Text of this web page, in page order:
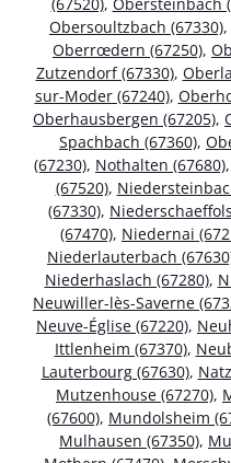
Obersoultzbach (67330),
Oberrœdern (67250),
Zutzendorf (67330),
sur-Moder (67240),
Oberhausbergen (67205),
Spachbach (67360),
(67230), Nothalten (67680),
(67520),
(67330),
(67470), Niedernai
Niederlauterbach
Niederhaslach (67280),
Neuwiller-lès-Saverne
Neuve-Église (67220),
Ittlenheim (67370),
Lauterbourg (67630),
Mutzenhouse (67270),
(67600), Mundolsheim
Mulhausen (67350),